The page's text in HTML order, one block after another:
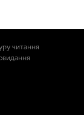
читання